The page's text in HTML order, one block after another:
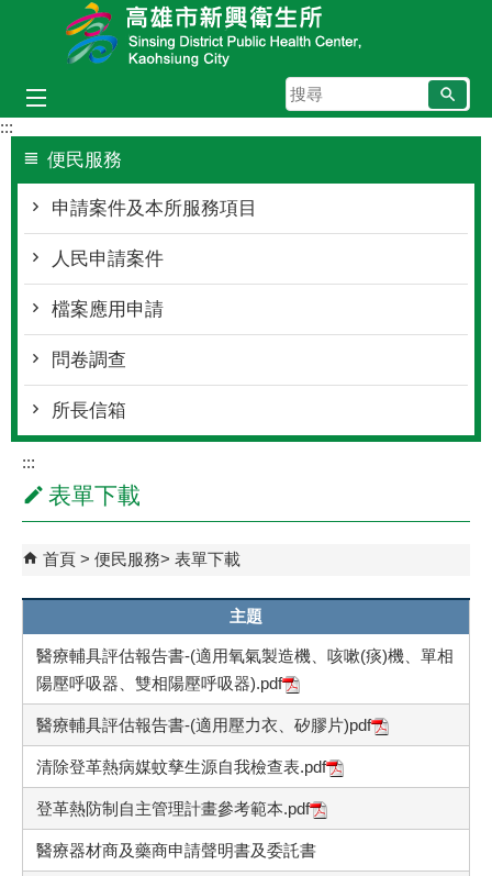
跳到主要內容區塊
搜
尋
:::
便民服務
申請案件及本所服務項目
人民申請案件
檔案應用申請
問卷調查
所長信箱
:::
表單下載
首頁 便民服務 表單下載
主題
醫療輔具評估報告書-(適用氧氣製造機、咳嗽(痰)機、單相
陽壓呼吸器、雙相陽壓呼吸器).pdf
醫療輔具評估報告書-(適用壓力衣、矽膠片)pdf
清除登革熱病媒蚊孳生源自我檢查表.pdf
登革熱防制自主管理計畫參考範本.pdf
醫療器材商及藥商申請聲明書及委託書